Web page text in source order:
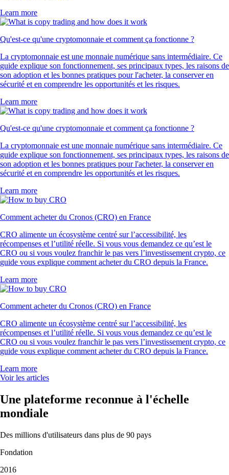
Learn more
Qu'est-ce qu'une cryptomonnaie et comment ça fonctionne ?
La cryptomonnaie est une monnaie numérique sans intermédiaire. Ce
guide explique son fonctionnement, ses principaux types, les raisons de
son adoption et les bonnes pratiques pour l'acheter, la conserver en
sécurité et en comprendre les opportunités et les risques.
Learn more
Qu'est-ce qu'une cryptomonnaie et comment ça fonctionne ?
La cryptomonnaie est une monnaie numérique sans intermédiaire. Ce
guide explique son fonctionnement, ses principaux types, les raisons de
son adoption et les bonnes pratiques pour l'acheter, la conserver en
sécurité et en comprendre les opportunités et les risques.
Learn more
Comment acheter du Cronos (CRO) en France
CRO alimente un écosystème centré sur l’accessibilité, les
récompenses et l’utilité réelle. Si vous vous demandez ce qu’est le
CRO ou si vous voulez franchir le pas vers l’investissement crypto, ce
guide vous explique comment acheter du CRO depuis la France.
Learn more
Comment acheter du Cronos (CRO) en France
CRO alimente un écosystème centré sur l’accessibilité, les
récompenses et l’utilité réelle. Si vous vous demandez ce qu’est le
CRO ou si vous voulez franchir le pas vers l’investissement crypto, ce
guide vous explique comment acheter du CRO depuis la France.
Learn more
Voir les articles
Une plateforme reconnue à l'échelle
mondiale
Des millions d'utilisateurs dans plus de 90 pays
Fondation
2016